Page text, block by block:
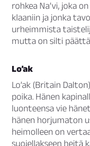
rohkea Na’vi, joka
klaaniin ja jonka
urheimmista
mutta on silti
Lo’ak
Lo’ak (Britain
poika. Hänen
luonteensa vie
hänen horjumaton
heimolleen on
suojellakseen heitä